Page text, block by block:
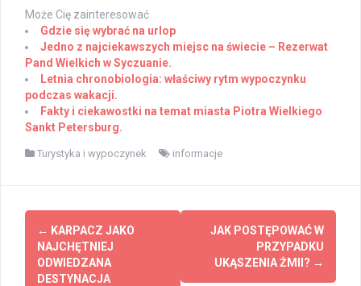
Może Cię zainteresować
Gdzie się wybrać na urlop
Jedno z najciekawszych miejsc na świecie – Rezerwat
Pand Wielkich w Syczuanie.
Letnia chronobiologia: właściwy rytm wypoczynku
podczas wakacji.
Fakty i ciekawostki na temat miasta Piotra Wielkiego
Sankt Petersburg.
Turystyka i wypoczynek informacje
Post
navigation
← KARPACZ JAKO
NAJCHĘTNIEJ
ODWIEDZANA
DESTYNACJA
JAK POSTĘPOWAĆ W
PRZYPADKU
UKĄSZENIA ŻMII? →